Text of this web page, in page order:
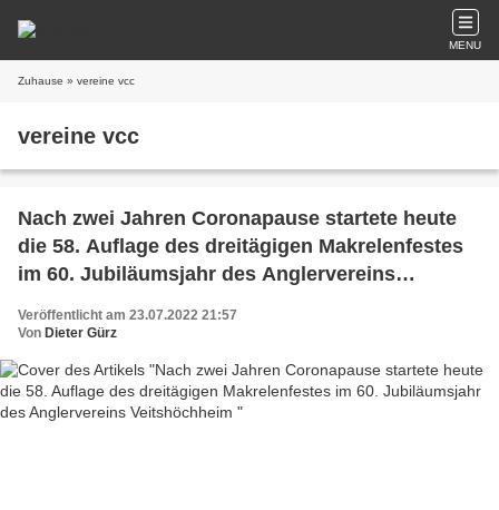
MENU
Zuhause » vereine vcc
vereine vcc
Nach zwei Jahren Coronapause startete heute
die 58. Auflage des dreitägigen Makrelenfestes
im 60. Jubiläumsjahr des Anglervereins
Veröffentlicht am 23.07.2022 21:57
Von Dieter Gürz